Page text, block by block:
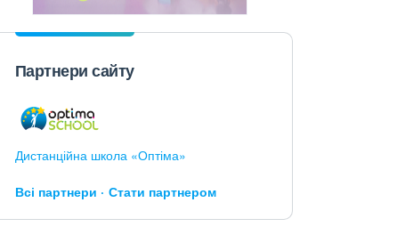
Партнери сайту
Дистанційна школа «Оптіма»
Всі партнери Стати партнером